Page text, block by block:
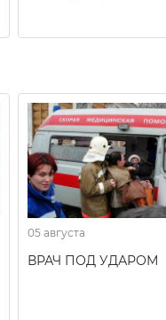
05 августа
ВРАЧ ПОД УДАРОМ